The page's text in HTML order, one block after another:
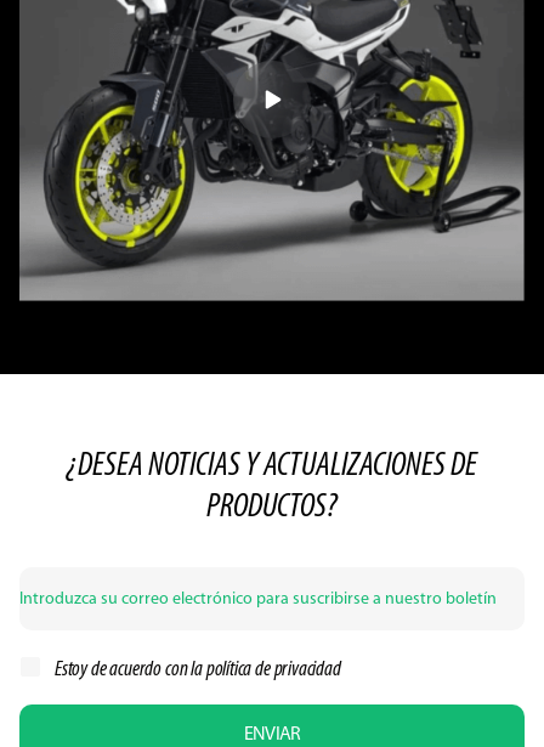
¿DESEA NOTICIAS Y ACTUALIZACIONES DE
PRODUCTOS?
Estoy de acuerdo con lapolítica de privacidad
ENVIAR